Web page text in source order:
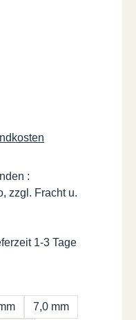
:
zzgl. Fracht u.
1-3 Tage
7,0 mm